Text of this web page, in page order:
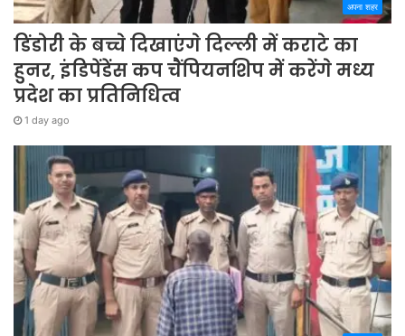
अपना शहर
डिंडोरी के बच्चे दिखाएंगे दिल्ली में कराटे का
हुनर, इंडिपेंडेंस कप चैंपियनशिप में करेंगे मध्य
प्रदेश का प्रतिनिधित्व
1 day ago